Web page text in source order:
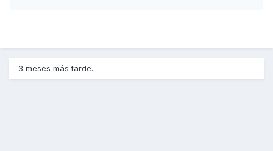
3 meses más tarde...